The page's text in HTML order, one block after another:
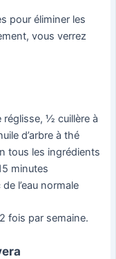
pour éliminer les
vous verrez
réglisse, ½ cuillère à
d’arbre à thé
tous les ingrédients
minutes
l’eau normale
fois par semaine.